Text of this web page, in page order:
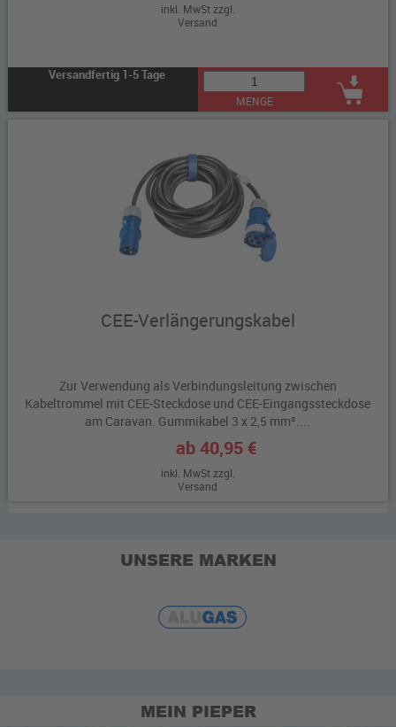
inkl. MwSt zzgl.
Versand
Versandfertig 1-5 Tage
MENGE
CEE-Verlängerungskabel
Zur Verwendung als Verbindungsleitung zwischen
Kabeltrommel mit CEE-Steckdose und CEE-Eingangssteckdose
am Caravan. Gummikabel 3 x 2,5 mm²....
ab 40,95 €
inkl. MwSt zzgl.
Versand
UNSERE MARKEN
MEIN PIEPER